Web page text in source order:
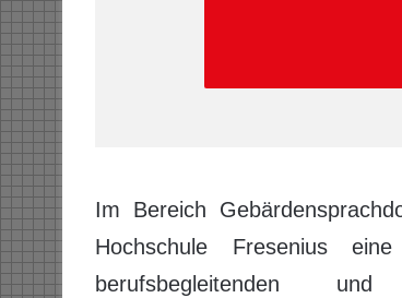
Im Bereich
Hochschule Fresenius
berufsbegleitenden